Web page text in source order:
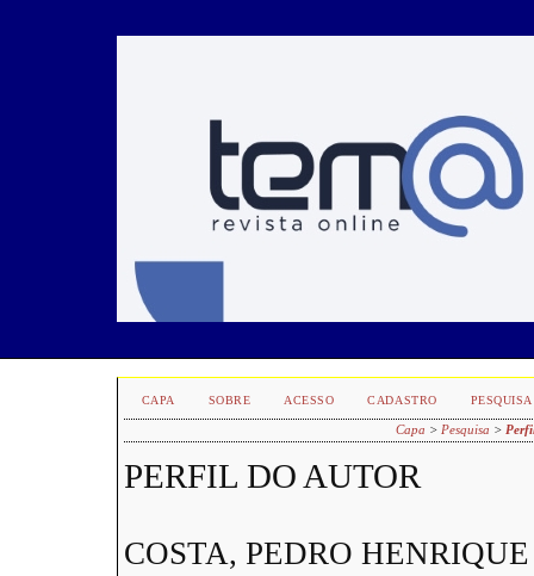
CAPA SOBRE ACESSO CADASTRO PESQUISA
Capa > Pesquisa >
PERFIL DO AUTOR
COSTA, PEDRO